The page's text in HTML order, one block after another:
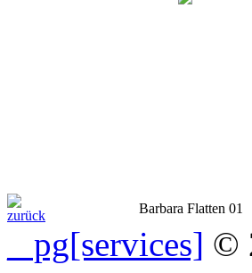
Barbara Flatten 01
_ pg[services] ©